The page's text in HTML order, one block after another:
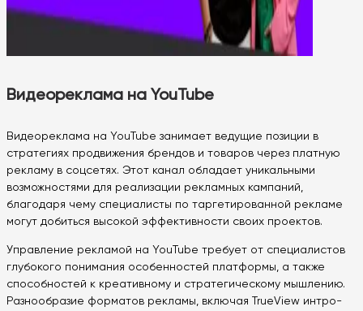
Видеореклама на YouTube
Видеореклама на YouTube занимает ведущие позиции в
стратегиях продвижения брендов и товаров через платную
рекламу в соцсетях. Этот канал обладает уникальными
возможностями для реализации рекламных кампаний,
благодаря чему специалисты по таргетированной рекламе
могут добиться высокой эффективности своих проектов.
Управление рекламой на YouTube требует от специалистов
глубокого понимания особенностей платформы, а также
способностей к креативному и стратегическому мышлению.
Разнообразие форматов рекламы, включая TrueView интро-